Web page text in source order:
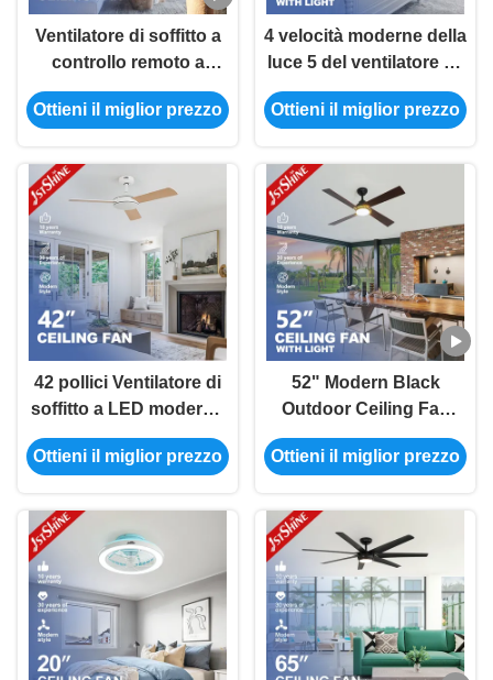
Ventilatore di soffitto a
controllo remoto a
risparmio energetico
con 3 lame di plastica in
Ottieni il miglior prezzo
4 velocità moderne della
luce 5 del ventilatore da
soffitto di pala del MDF
LED telecomandate per
Ottieni il miglior prezzo
42 pollici Ventilatore di
soffitto a LED moderno
DC Motor MDF Blade
Ventilatore di soffitto a
Ottieni il miglior prezzo
52" Modern Black
Outdoor Ceiling Fan
Remote Control Alti giri
al minuto
Ottieni il miglior prezzo